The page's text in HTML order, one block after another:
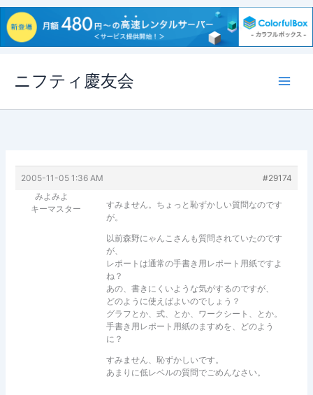
ス
ニフティ慶友会
2005-11-05 1:36 AM
#29174
みよみよ
キーマスター
すみません。ちょっと恥ずかしい質問なのです
が。
以前森野にゃんこさんも質問されていたのです
が、
レポートは通常の手書き用レポート用紙ですよ
ね？
あの、書きにくいような気がするのですが、
どのように使えばよいのでしょう？
グラフとか、式、とか、ワークシート、とか。
手書き用レポート用紙のますめを、どのよう
に？
すみません、恥ずかしいです。
あまりに低レベルの質問でごめんなさい。